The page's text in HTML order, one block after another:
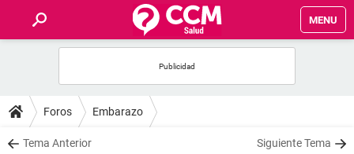
MENU
FOROS
SALUD
Foros Embarazo
Tema Anterior Siguiente Tema